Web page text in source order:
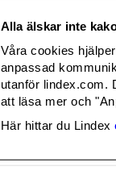
Alla älskar inte
Våra cookies
anpassad
utanför lindex.com.
att läsa mer och
Här hittar du Lindex
Lindex sett en
För mer
Eva Jonasson
Phone: 46 (0)31